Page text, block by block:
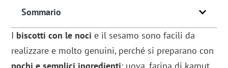
Sommario
I biscotti con le noci e il sesamo sono facili da
realizzare e molto genuini, perché si preparano con